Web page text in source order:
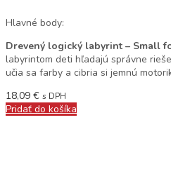
Hlavné body:
Drevený logický labyrint – Small
labyrintom deti hľadajú správne
učia sa farby a cibria si jemnú
18,09 € s DPH
Pridať do košíka